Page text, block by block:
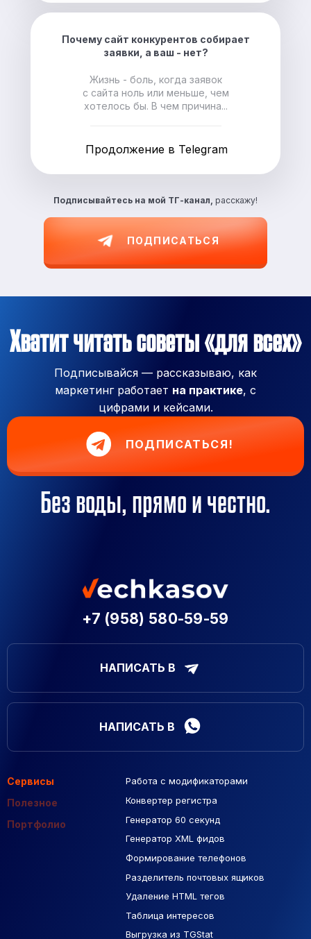
Подписывайтесь на мой ТГ-канал, расскажу!
ПОДПИСАТЬСЯ
Почему сайт конкурентов собирает
заявки, а ваш - нет?
Жизнь - боль, когда заявок
с сайта ноль или меньше, чем
хотелось бы. В чем причина...
Продолжение в Telegram
Хватит читать советы «для всех»
Подписывайся — рассказываю, как
маркетинг работает на практике, с
цифрами и кейсами.
ПОДПИСАТЬСЯ!
Без воды, прямо и честно.
+7 (958) 580-59-59
НАПИСАТЬ В
НАПИСАТЬ В
Сервисы
Полезное
Портфолио
Работа с модификаторами
Конвертер регистра
Генератор 60 секунд
Генератор XML фидов
Формирование телефонов
Разделитель почтовых ящиков
Удаление HTML тегов
Таблица интересов
Выгрузка из TGStat
Подборка сайтов
Макеты Figma
База Яндекс Карты
РСЯ площадки
Созданные сайты
Контекстная реклама